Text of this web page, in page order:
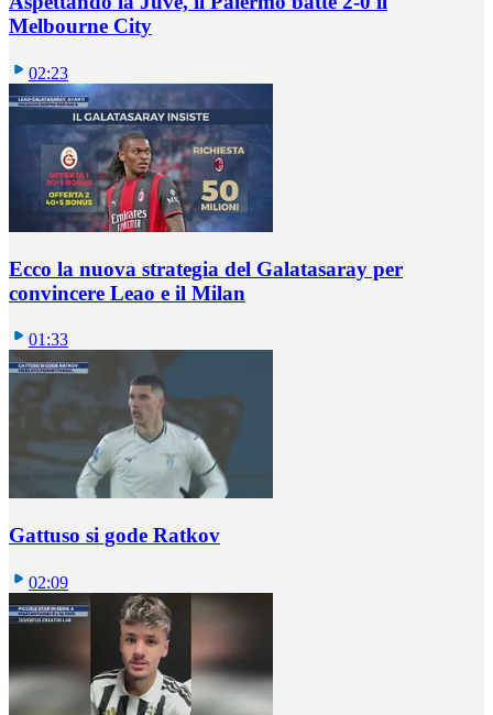
Melbourne City
02:23
Ecco la nuova strategia del Galatasaray per
convincere Leao e il Milan
01:33
Gattuso si gode Ratkov
02:09